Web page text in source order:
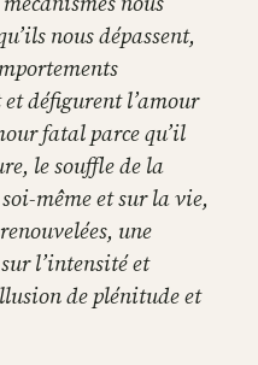
nous dépassent,
défigurent l’amour
fatal parce qu’il
le souffle de la
même et sur la vie,
une
l’intensité et
de plénitude et